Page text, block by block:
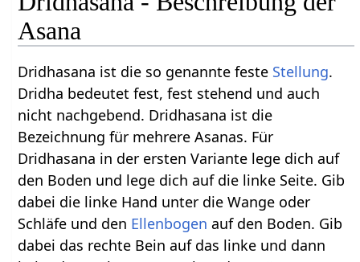
Asana
Dridhasana ist die so genannte feste Stellung.
Dridha bedeutet fest, fest stehend und auch
nicht nachgebend. Dridhasana ist die
Bezeichnung für mehrere Asanas. Für
Dridhasana in der ersten Variante lege dich auf
den Boden und lege dich auf die linke Seite. Gib
dabei die linke Hand unter die Wange oder
Schläfe und den Ellenbogen auf den Boden. Gib
dabei das rechte Bein auf das linke und dann